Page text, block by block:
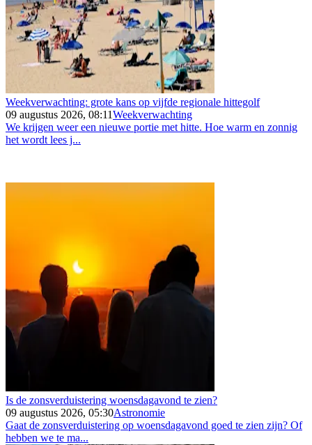
Weekverwachting: grote kans op vijfde regionale hittegolf
09 augustus 2026, 08:11Weekverwachting
We krijgen weer een nieuwe portie met hitte. Hoe warm en zonnig
het wordt lees j...
Is de zonsverduistering woensdagavond te zien?
09 augustus 2026, 05:30Astronomie
Gaat de zonsverduistering op woensdagavond goed te zien zijn? Of
hebben we te ma...